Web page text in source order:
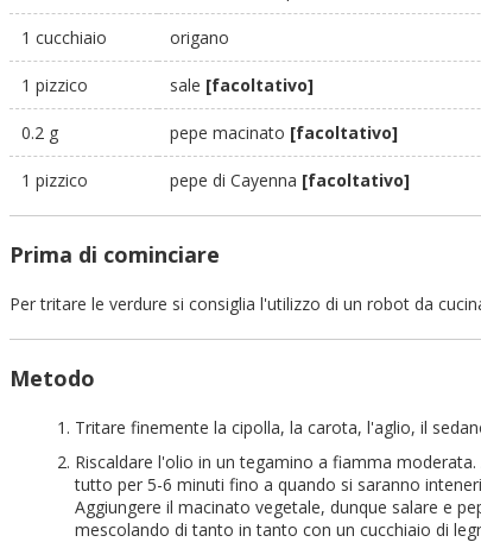
1 cucchiaio origano
1 pizzico sale [facoltativo]
0.2 g pepe macinato [facoltativo]
1 pizzico pepe di Cayenna [facoltativo]
Prima di cominciare
Per tritare le verdure si consiglia l'utilizzo di un robot da
Metodo
Tritare finemente la cipolla, la carota, l'aglio, il
Riscaldare l'olio in un tegamino a fiamma moderata.
tutto per 5-6 minuti fino a quando si saranno
Aggiungere il macinato vegetale, dunque salare e
mescolando di tanto in tanto con un cucchiaio di